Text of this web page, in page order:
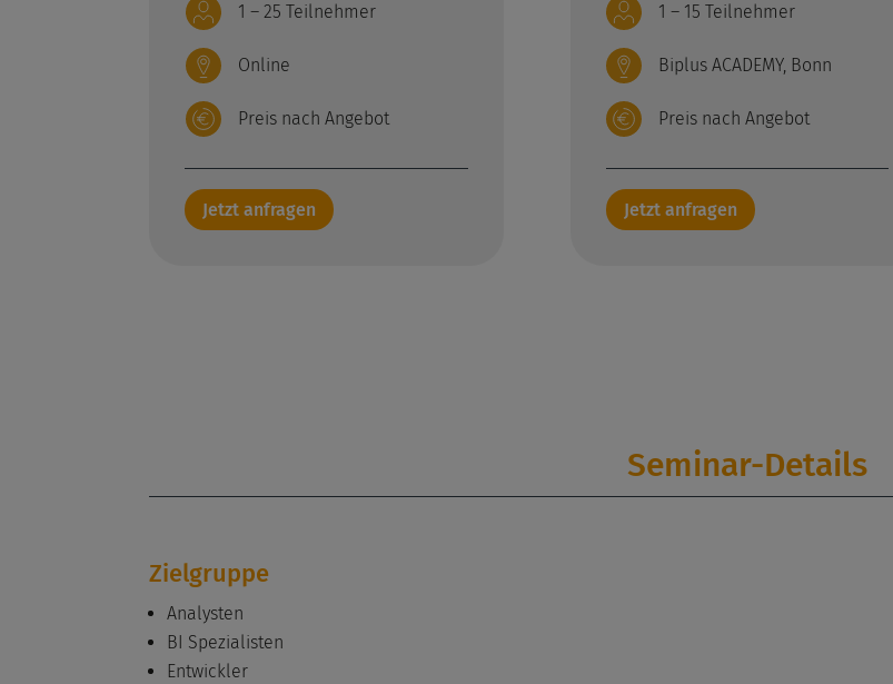
1 – 25 Teilnehmer
Online
Preis nach Angebot
Jetzt anfragen
1 – 15 Teilnehmer
Biplus ACADEMY, Bonn
Preis nach Angebot
Jetzt anfragen
Seminar-Details
Zielgruppe
Analysten
BI Spezialisten
Entwickler